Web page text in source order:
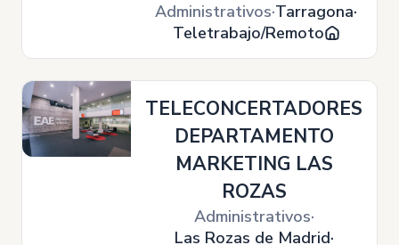
Administrativos Tarragona
Teletrabajo/Remoto
TELECONCERTADORES
DEPARTAMENTO
MARKETING LAS
ROZAS
Administrativos
Las Rozas de Madrid